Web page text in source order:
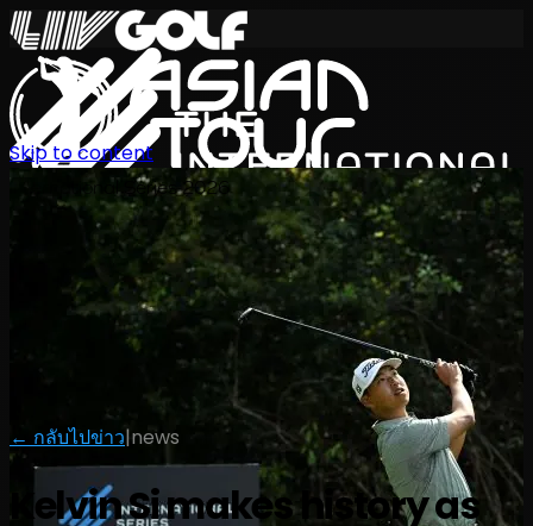
International Series 2026
Skip to content
← กลับไปข่าว|news
Kelvin Si makes history as